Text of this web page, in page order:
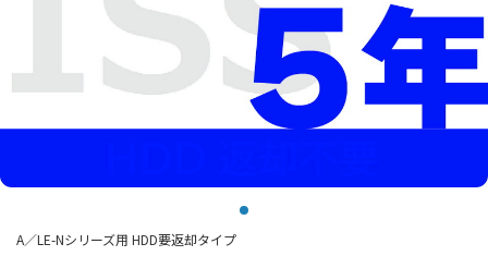
A／LE-Nシリーズ用 HDD要返却タイプ